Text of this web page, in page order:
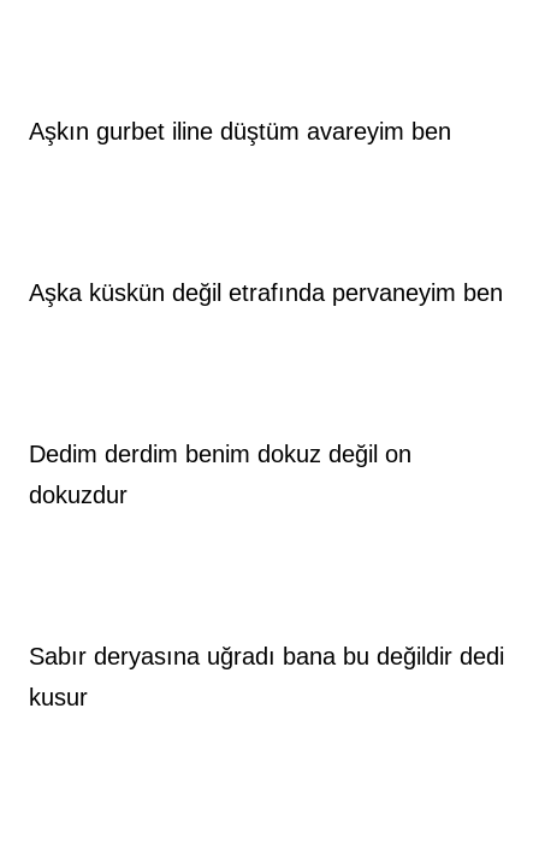
Aşkın gurbet iline düştüm avareyim ben
Aşka küskün değil etrafında pervaneyim ben
Dedim derdim benim dokuz değil on
dokuzdur
Sabır deryasına uğradı bana bu değildir dedi
kusur